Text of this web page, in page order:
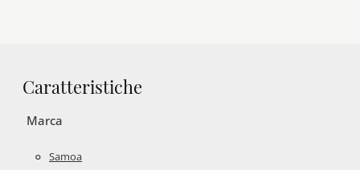
Caratteristiche
Marca
Samoa